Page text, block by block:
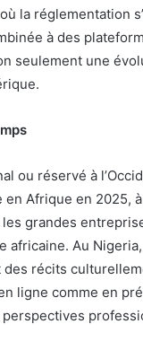
la réglementation
à des
seulement une
ou réservé à
Afrique en 2025,
grandes
Au
des récits
ligne comme en